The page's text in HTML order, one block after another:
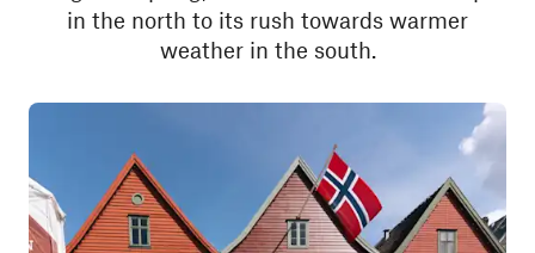
in the north to its rush towards warmer
weather in the south.